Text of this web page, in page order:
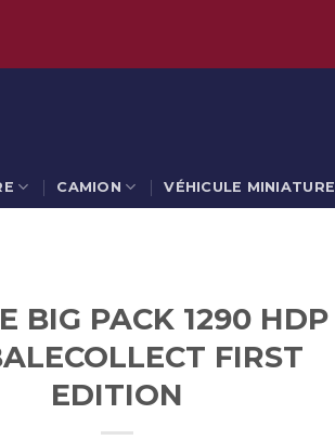
CAMION VÉHICULE MINIATURE
BIG PACK 1290 HDP
FIRST
EDITION